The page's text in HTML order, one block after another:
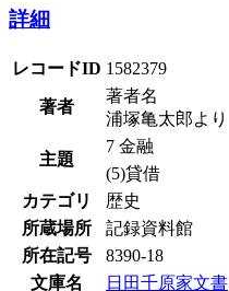
詳細
レコードID 1582379
著者
著者名
浦塚亀太郎より
主題
7 金融
(5)貸借
カテゴリ
歴史
所蔵場所
記録資料館
所在記号
8390-18
文庫名
日田千原家文書